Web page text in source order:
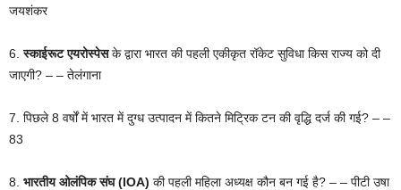
जयशंकर
6.स्काईरूट एयरोस्पेसके द्वारा भारत की पहली एकीकृत रॉकेट सुविधा किस राज्य को दी
जाएगी? – – तेलंगाना
7. पिछले 8 वर्षों में भारत में दुग्ध उत्पादन में कितने मिट्रिक टन की वृद्धि दर्ज की गई? – –
83
8. भारतीय ओलंपिक संघ (IOA) की पहली महिला अध्यक्ष कौन बन गई है? – – पीटी उषा